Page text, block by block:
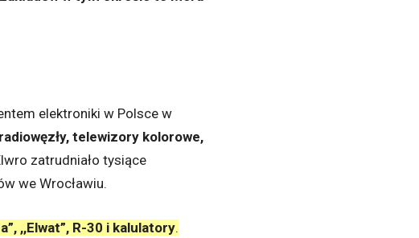
elektroniki w Polsce w
telewizory kolorowe,
zatrudniało tysiące
we Wrocławiu.
,,Elwat”, R-30 i kalulatory.